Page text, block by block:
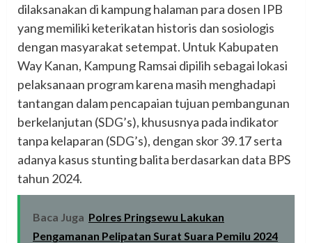
dilaksanakan di kampung halaman para dosen IPB
yang memiliki keterikatan historis dan sosiologis
dengan masyarakat setempat. Untuk Kabupaten
Way Kanan, Kampung Ramsai dipilih sebagai lokasi
pelaksanaan program karena masih menghadapi
tantangan dalam pencapaian tujuan pembangunan
berkelanjutan (SDG’s), khususnya pada indikator
tanpa kelaparan (SDG’s), dengan skor 39.17 serta
adanya kasus stunting balita berdasarkan data BPS
tahun 2024.
Baca Juga Polres Pringsewu Lakukan
Pengamanan Pelipatan Surat Suara Pemilu 2024